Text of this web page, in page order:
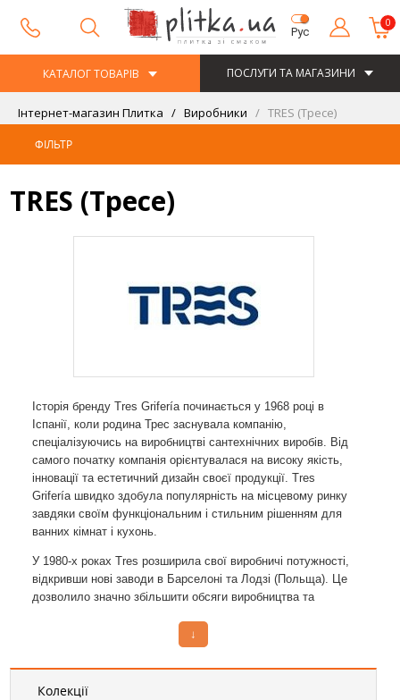
Рус
0
КАТАЛОГ ТОВАРІВ ПОСЛУГИ ТА МАГАЗИНИ
Інтернет-магазин Плитка Виробники TRES (Тресе)
ФІЛЬТР
TRES (Тресе)
Історія бренду Tres Grifería починається у 1968 році в
Іспанії, коли родина Трес заснувала компанію,
спеціалізуючись на виробництві сантехнічних виробів. Від
самого початку компанія орієнтувалася на високу якість,
інновації та естетичний дизайн своєї продукції. Tres
Grifería швидко здобула популярність на місцевому ринку
завдяки своїм функціональним і стильним рішенням для
ванних кімнат і кухонь.
У 1980-х роках Tres розширила свої виробничі потужності,
відкривши нові заводи в Барселоні та Лодзі (Польща). Це
дозволило значно збільшити обсяги виробництва та
активно впроваджувала нові технології, що дозволило
створювати інноваційні та зручні у використанні вироби.
↓
Колекції